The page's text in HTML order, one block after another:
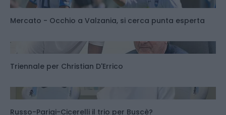
Mercato - Occhio a Valzania, si cerca punta esperta
Triennale per Christian D'Errico
Russo-Parigi-Cicerelli il trio per Buscè?